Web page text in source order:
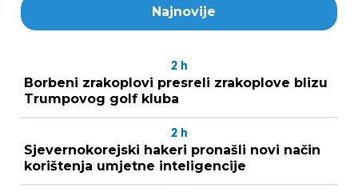
Najnovije
2 h
Borbeni zrakoplovi presreli zrakoplove blizu
Trumpovog golf kluba
2 h
Sjevernokorejski hakeri pronašli novi način
korištenja umjetne inteligencije